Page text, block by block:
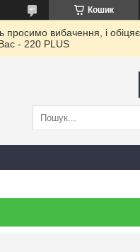
Кошик
просимо вибачення, і
- 220 PLUS